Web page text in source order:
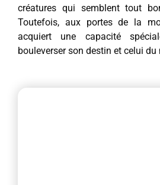
créatures qui semblent tout
Toutefois, aux portes de la
acquiert une capacité
bouleverser son destin et celui du